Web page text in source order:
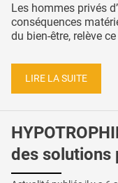
Les hommes privés
conséquences
du bien-être, relève
LIRE LA SUITE
des solutions